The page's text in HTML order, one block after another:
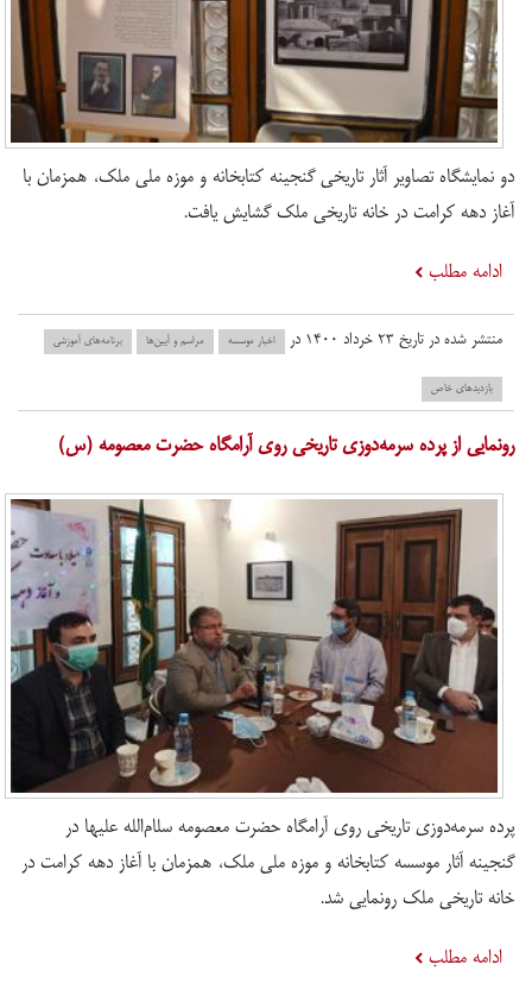
دو نمایشگاه تصاویر آثار تاریخی گنجینه کتابخانه و موزه ملی ملک، همزمان با
آغاز دهه کرامت در خانه تاریخی ملک گشایش یافت.
ادامه مطلب
منتشر شده در تاریخ ۲۳ خرداد ۱۴۰۰ در اخبار موسسه مراسم و آیین‌ها برنامه‌های آموزشی
بازدید‌های خاص
رونمایی از پرده سرمه‌دوزی تاریخی روی آرامگاه حضرت معصومه (س)
پرده سرمه‌دوزی تاریخی روی آرامگاه حضرت معصومه سلام‌الله علیها در
گنجینه آثار موسسه کتابخانه و موزه ملی ملک، همزمان با آغاز دهه کرامت در
خانه تاریخی ملک رونمایی شد.
ادامه مطلب